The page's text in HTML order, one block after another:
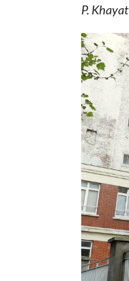
P. Khayat